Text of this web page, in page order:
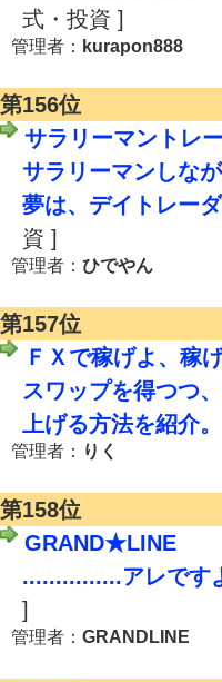
式・投資 ]
管理者： kurapon888
第156位
サラリーマントレ
サラリーマンしな
夢は、デイトレー
資 ]
管理者： ひでやん
第157位
ＦＸで稼げよ、稼
スワップを得つつ
上げる方法を紹介。
管理者： りく
第158位
GRAND★LINE
...............アレで
]
管理者： GRANDLINE